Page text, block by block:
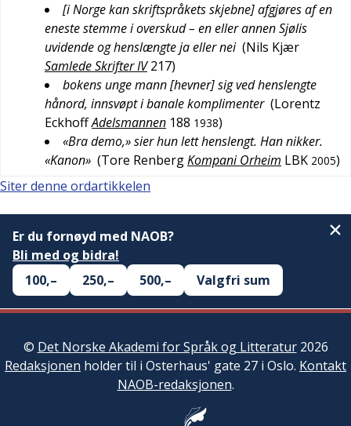
[i Norge kan skriftspråkets skjebne] afgjøres af en
eneste stemme i overskud – en eller annen Sjølis
uvidende og henslængte ja eller nei (Nils Kjær
Samlede Skrifter IV 217)
bokens unge mann [hevner] sig ved henslengte
hånord, innsvøpt i banale komplimenter (Lorentz
EckhoffAdelsmannen 188 1938)
«Bra demo,» sier hun lett henslengt. Han nikker.
«Kanon» (Tore RenbergKompani Orheim LBK 2005)
Siter denne ordartikkelen
Er du fornøyd med NAOB?
Bli med og bidra!
100,–
250,– 500,– Valgfri sum
© Det Norske Akademi for Språk og Litteratur2026
Redaksjonen holder til i Osterhaus' gate 27 i Oslo. Kontakt
NAOB-redaksjonen.